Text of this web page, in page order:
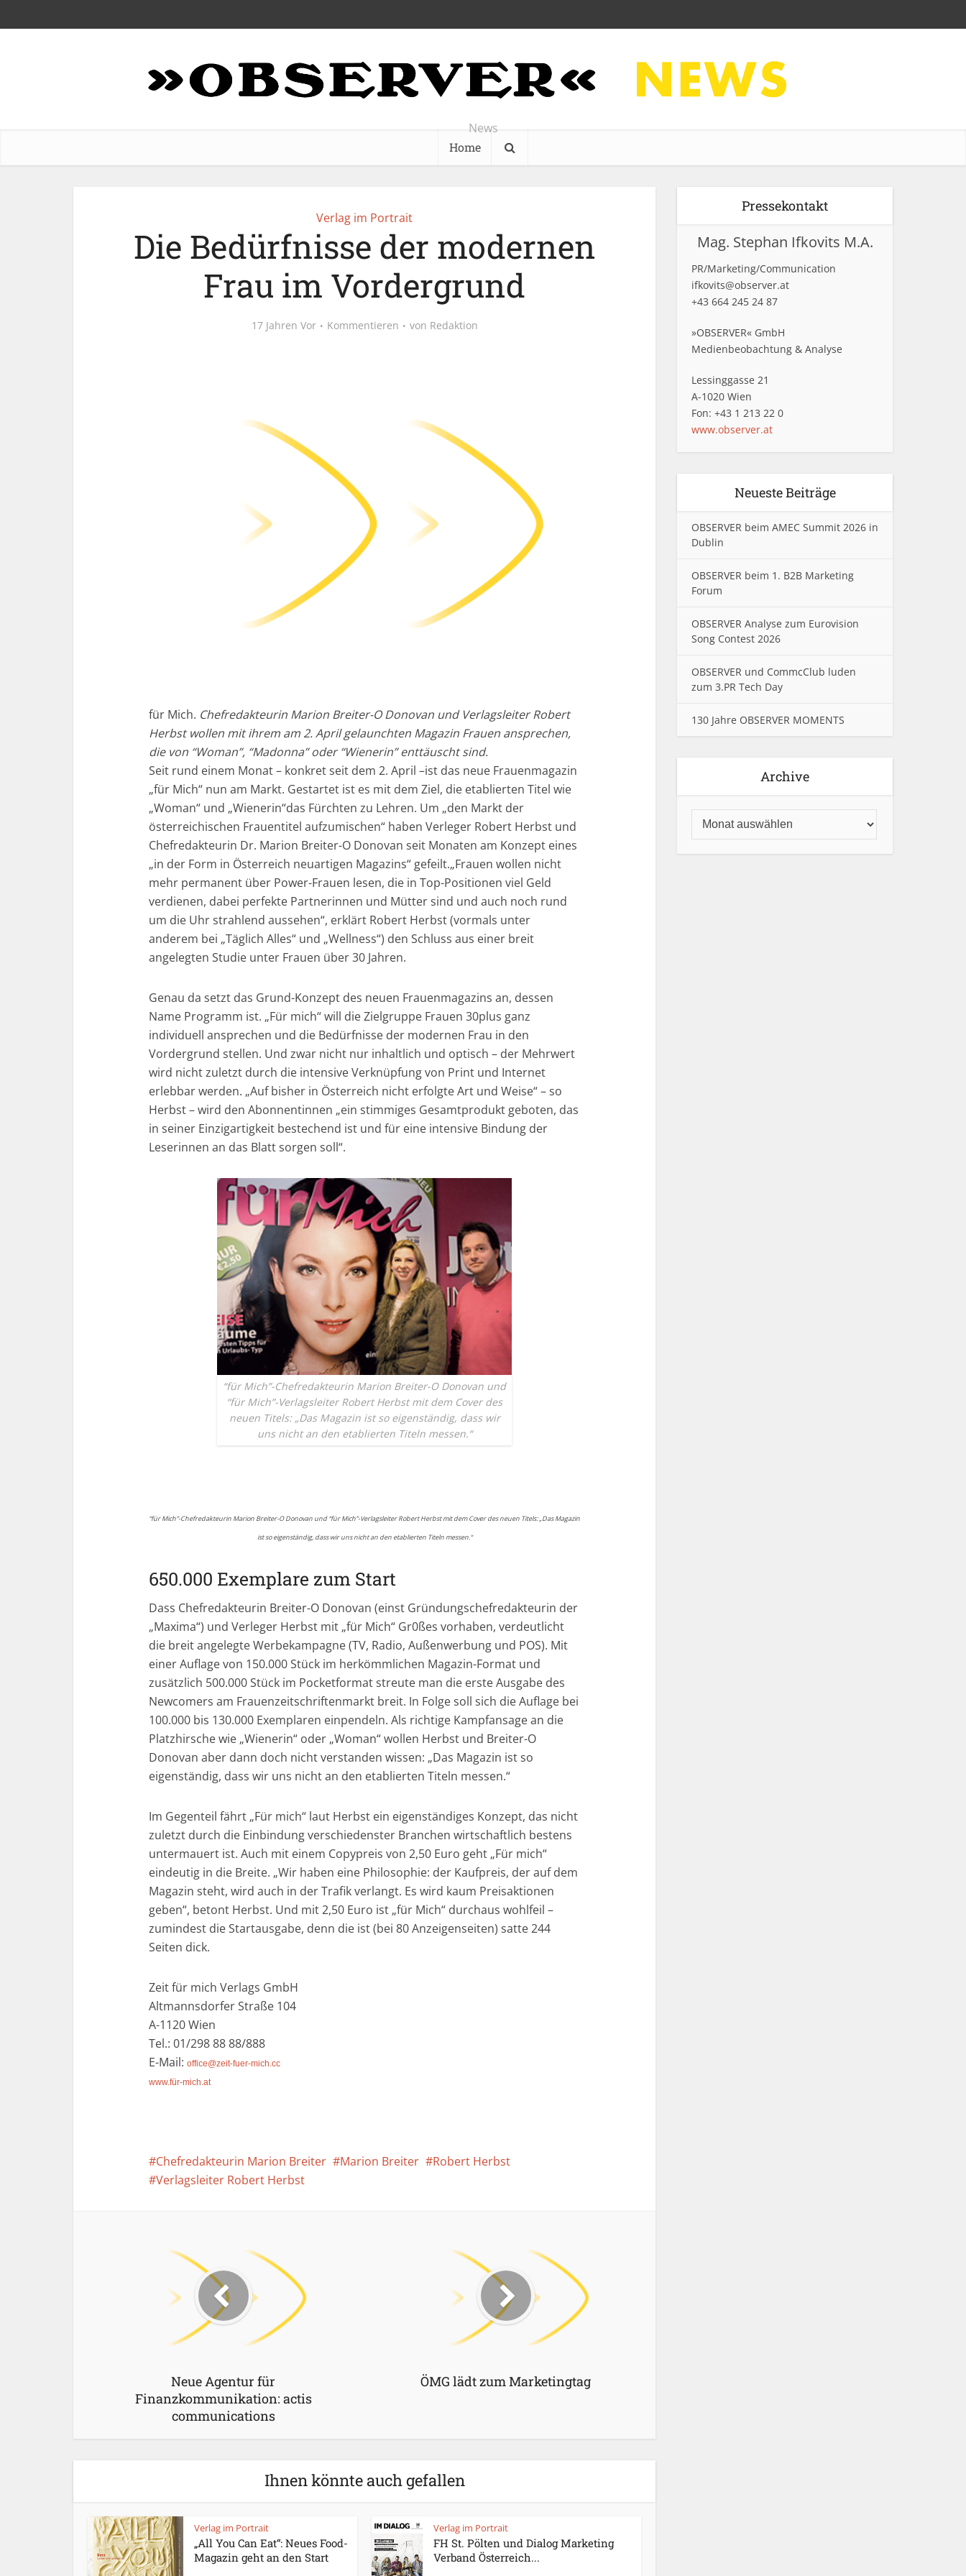
News
Home
Verlag im Portrait
Die Bedürfnisse der modernen
Frau im Vordergrund
17 Jahren Vor Kommentieren von Redaktion
für Mich. Chefredakteurin Marion Breiter-O Donovan und Verlagsleiter Robert
Herbst wollen mit ihrem am 2. April gelaunchten Magazin Frauen ansprechen,
die von “Woman”, “Madonna” oder “Wienerin” enttäuscht sind.
Seit rund einem Monat – konkret seit dem 2. April –ist das neue Frauenmagazin
„für Mich“ nun am Markt. Gestartet ist es mit dem Ziel, die etablierten Titel wie
„Woman“ und „Wienerin“das Fürchten zu Lehren. Um „den Markt der
österreichischen Frauentitel aufzumischen“ haben Verleger Robert Herbst und
Chefredakteurin Dr. Marion Breiter-O Donovan seit Monaten am Konzept eines
„in der Form in Österreich neuartigen Magazins“ gefeilt.„Frauen wollen nicht
mehr permanent über Power-Frauen lesen, die in Top-Positionen viel Geld
verdienen, dabei perfekte Partnerinnen und Mütter sind und auch noch rund
um die Uhr strahlend aussehen“, erklärt Robert Herbst (vormals unter
anderem bei „Täglich Alles“ und „Wellness“) den Schluss aus einer breit
angelegten Studie unter Frauen über 30 Jahren.
Genau da setzt das Grund-Konzept des neuen Frauenmagazins an, dessen
Name Programm ist. „Für mich“ will die Zielgruppe Frauen 30plus ganz
individuell ansprechen und die Bedürfnisse der modernen Frau in den
Vordergrund stellen. Und zwar nicht nur inhaltlich und optisch – der Mehrwert
wird nicht zuletzt durch die intensive Verknüpfung von Print und Internet
erlebbar werden. „Auf bisher in Österreich nicht erfolgte Art und Weise“ – so
Herbst – wird den Abonnentinnen „ein stimmiges Gesamtprodukt geboten, das
in seiner Einzigartigkeit bestechend ist und für eine intensive Bindung der
Leserinnen an das Blatt sorgen soll“.
“für Mich”-Chefredakteurin Marion Breiter-O Donovan und
“für Mich”-Verlagsleiter Robert Herbst mit dem Cover des
neuen Titels: „Das Magazin ist so eigenständig, dass wir
uns nicht an den etablierten Titeln messen.“
“für Mich”-Chefredakteurin Marion Breiter-O Donovan und “für Mich”-Verlagsleiter Robert Herbst mit dem Cover des neuen Titels: „Das Magazin
ist so eigenständig, dass wir uns nicht an den etablierten Titeln messen.“
650.000 Exemplare zum Start
Dass Chefredakteurin Breiter-O Donovan (einst Gründungschefredakteurin der
„Maxima“) und Verleger Herbst mit „für Mich“ Gr0ßes vorhaben, verdeutlicht
die breit angelegte Werbekampagne (TV, Radio, Außenwerbung und POS). Mit
einer Auflage von 150.000 Stück im herkömmlichen Magazin-Format und
zusätzlich 500.000 Stück im Pocketformat streute man die erste Ausgabe des
Newcomers am Frauenzeitschriftenmarkt breit. In Folge soll sich die Auflage bei
100.000 bis 130.000 Exemplaren einpendeln. Als richtige Kampfansage an die
Platzhirsche wie „Wienerin“ oder „Woman“ wollen Herbst und Breiter-O
Donovan aber dann doch nicht verstanden wissen: „Das Magazin ist so
eigenständig, dass wir uns nicht an den etablierten Titeln messen.“
Im Gegenteil fährt „Für mich“ laut Herbst ein eigenständiges Konzept, das nicht
zuletzt durch die Einbindung verschiedenster Branchen wirtschaftlich bestens
untermauert ist. Auch mit einem Copypreis von 2,50 Euro geht „Für mich“
eindeutig in die Breite. „Wir haben eine Philosophie: der Kaufpreis, der auf dem
Magazin steht, wird auch in der Trafik verlangt. Es wird kaum Preisaktionen
geben“, betont Herbst. Und mit 2,50 Euro ist „für Mich“ durchaus wohlfeil –
zumindest die Startausgabe, denn die ist (bei 80 Anzeigenseiten) satte 244
Seiten dick.
Zeit für mich Verlags GmbH
Altmannsdorfer Straße 104
A-1120 Wien
Tel.: 01/298 88 88/888
E-Mail: office@zeit-fuer-mich.cc
www.für-mich.at
Chefredakteurin Marion Breiter Marion Breiter
Robert Herbst
Verlagsleiter Robert Herbst
Neue Agentur für
Finanzkommunikation: actis
communications
ÖMG lädt zum Marketingtag
Ihnen könnte auch gefallen
Verlag im Portrait
„All You Can Eat“: Neues Food-
Magazin geht an den Start
Verlag im Portrait
FH St. Pölten und Dialog Marketing
Verband Österreich...
Pressekontakt
Mag. Stephan Ifkovits M.A.
PR/Marketing/Communication
ifkovits@observer.at
+43 664 245 24 87
»OBSERVER« GmbH
Medienbeobachtung & Analyse
Lessinggasse 21
A-1020 Wien
Fon: +43 1 213 22 0
www.observer.at
Neueste Beiträge
OBSERVER beim AMEC Summit 2026 in
Dublin
OBSERVER beim 1. B2B Marketing
Forum
OBSERVER Analyse zum Eurovision
Song Contest 2026
OBSERVER und CommcClub luden
zum 3.PR Tech Day
130 Jahre OBSERVER MOMENTS
Archive